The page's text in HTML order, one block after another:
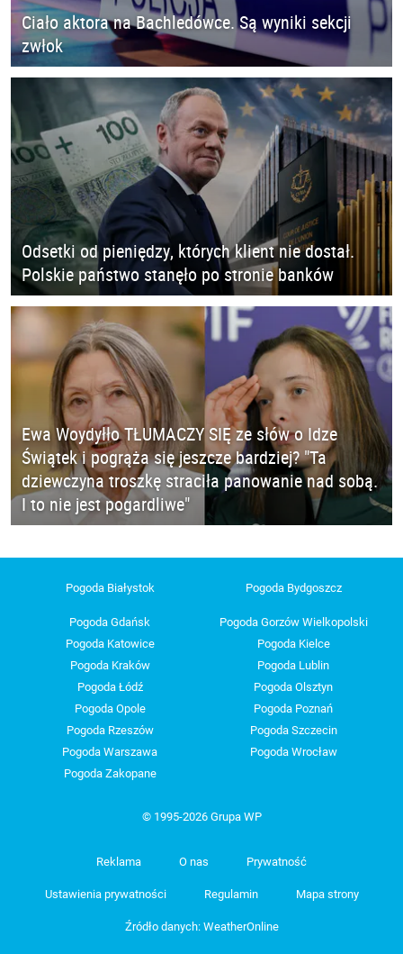
Ciało aktora na Bachledówce. Są wyniki sekcji
zwłok
Odsetki od pieniędzy, których klient nie dostał.
Polskie państwo stanęło po stronie banków
Ewa Woydyłło TŁUMACZY SIĘ ze słów o Idze
Świątek i pogrąża się jeszcze bardziej? "Ta
dziewczyna troszkę straciła panowanie nad sobą.
I to nie jest pogardliwe"
Pogoda Białystok Pogoda Bydgoszcz
Pogoda Gdańsk
Pogoda Gorzów Wielkopolski
Pogoda Katowice
Pogoda Kielce
Pogoda Kraków
Pogoda Lublin
Pogoda Łódź
Pogoda Olsztyn
Pogoda Opole
Pogoda Poznań
Pogoda Rzeszów
Pogoda Szczecin
Pogoda Warszawa
Pogoda Wrocław
Pogoda Zakopane
© 1995-2026 Grupa WP
Reklama O nas Prywatność
Ustawienia prywatności Regulamin Mapa strony
Źródło danych: WeatherOnline